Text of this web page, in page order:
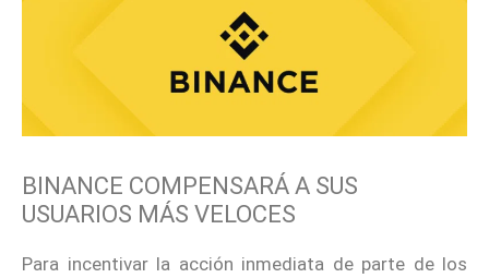
BINANCE COMPENSARÁ A SUS
USUARIOS MÁS VELOCES
Para incentivar la acción inmediata de parte de los